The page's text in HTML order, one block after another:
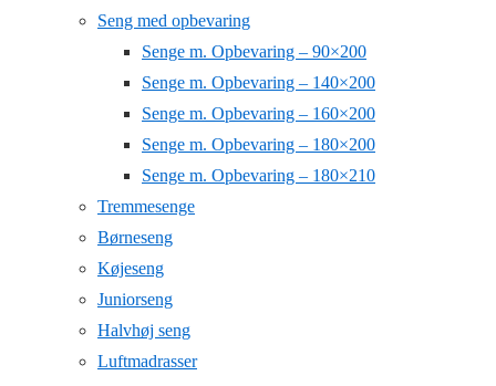
Seng med opbevaring
Senge m. Opbevaring – 90×200
Senge m. Opbevaring – 140×200
Senge m. Opbevaring – 160×200
Senge m. Opbevaring – 180×200
Senge m. Opbevaring – 180×210
Tremmesenge
Børneseng
Køjeseng
Juniorseng
Halvhøj seng
Luftmadrasser